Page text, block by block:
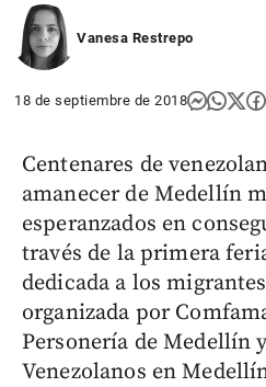
Vanesa Restrepo
18 de septiembre de 2018
Centenares de
amanecer de Medellín
esperanzados en
través de la primera
dedicada a los
organizada por
Personería de Medellín
Venezolanos en